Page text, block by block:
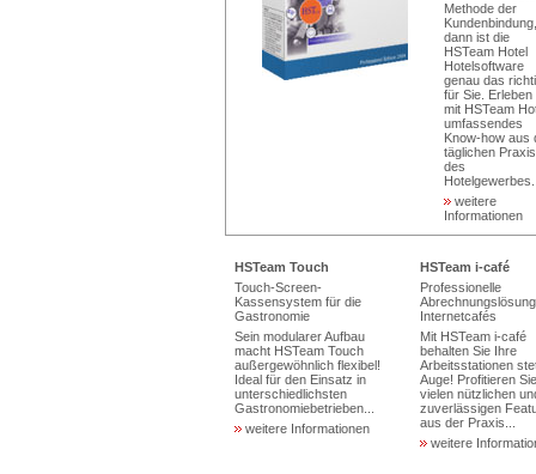
Methode der
Kundenbindung,
dann ist die
HSTeam Hotel
Hotelsoftware
genau das
für Sie. Erleben
mit HSTeam
umfassendes
Know-how aus
täglichen Praxis
des
weitere
Informationen
HSTeam Touch
Touch-Screen-
Kassensystem für die
Gastronomie
Sein modularer Aufbau
macht HSTeam Touch
außergewöhnlich flexibel!
Ideal für den Einsatz in
unterschiedlichsten
Gastronomiebetrieben...
weitere Informationen
HSTeam i-café
Professionelle
Internetcafés
Mit HSTeam i-café
behalten Sie Ihre
Arbeitsstationen
Auge! Profitieren
vielen nützlichen
zuverlässigen
aus der Praxis...
weitere